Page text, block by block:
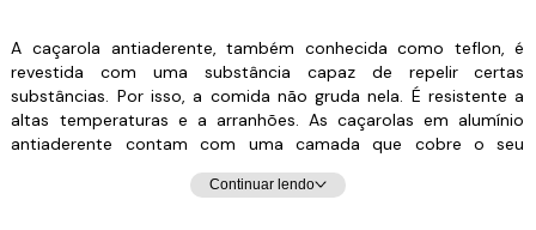
A caçarola antiaderente, também conhecida como teflon, é
revestida com uma substância capaz de repelir certas
substâncias. Por isso, a comida não gruda nela. É resistente a
altas temperaturas e a arranhões. As caçarolas em alumínio
antiaderente contam com uma camada que cobre o seu
material e evita que o alimento grude em seu interior. Dessa
forma, contribuem para uma culinária saudável, dispensando o
Continuar lendo